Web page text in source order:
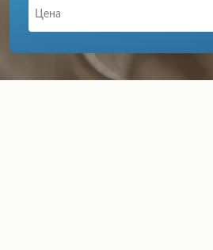
Колл-центр
+7 (903) 448-
Подберите мне зал
Цена